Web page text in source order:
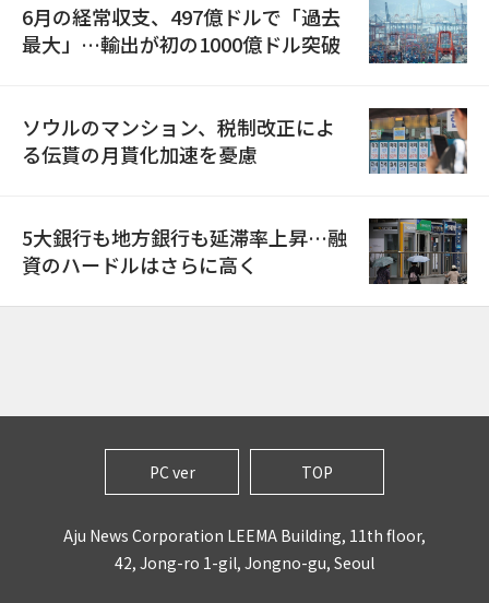
6月の経常収支、497億ドルで「過去
最大」…輸出が初の1000億ドル突破
ソウルのマンション、税制改正によ
る伝貰の月貰化加速を憂慮
5大銀行も地方銀行も延滞率上昇…融
資のハードルはさらに高く
PC ver TOP
Aju News Corporation LEEMA Building, 11th floor,
42, Jong-ro 1-gil, Jongno-gu, Seoul